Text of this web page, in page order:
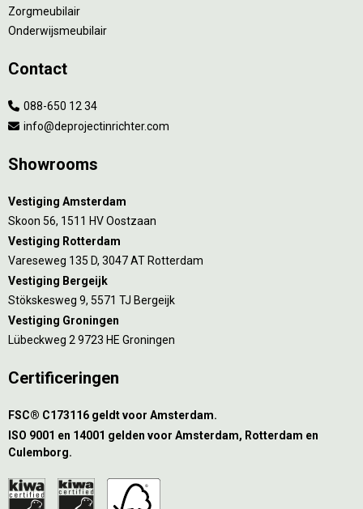
Zorgmeubilair
Onderwijsmeubilair
Contact
088-650 12 34
info@deprojectinrichter.com
Showrooms
Vestiging Amsterdam
Skoon 56, 1511 HV Oostzaan
Vestiging Rotterdam
Vareseweg 135 D, 3047 AT Rotterdam
Vestiging Bergeijk
Stökskesweg 9, 5571 TJ Bergeijk
Vestiging Groningen
Lübeckweg 2 9723 HE Groningen
Certificeringen
FSC® C173116 geldt voor Amsterdam.
ISO 9001 en 14001 gelden voor Amsterdam, Rotterdam en
Culemborg.